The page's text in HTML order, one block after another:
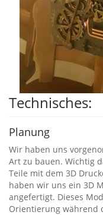
Technisches:
Planung
Wir haben uns
Art zu bauen. Wichtig
Teile mit dem 3D
haben wir uns ein 3D
angefertigt. Dieses
Orientierung während